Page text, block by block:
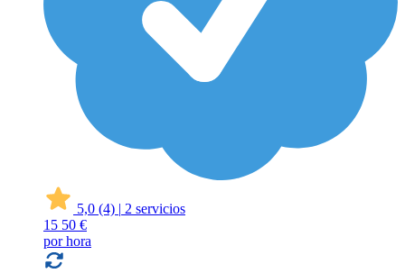
5,0 (4) | 2 servicios
15 50 €
por hora